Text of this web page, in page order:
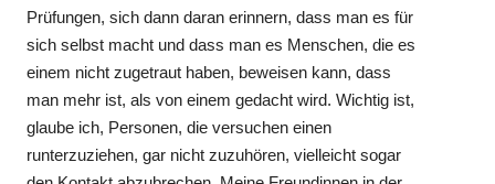
Prüfungen, sich dann daran erinnern, dass man es für
sich selbst macht und dass man es Menschen, die es
einem nicht zugetraut haben, beweisen kann, dass
man mehr ist, als von einem gedacht wird. Wichtig ist,
glaube ich, Personen, die versuchen einen
runterzuziehen, gar nicht zuzuhören, vielleicht sogar